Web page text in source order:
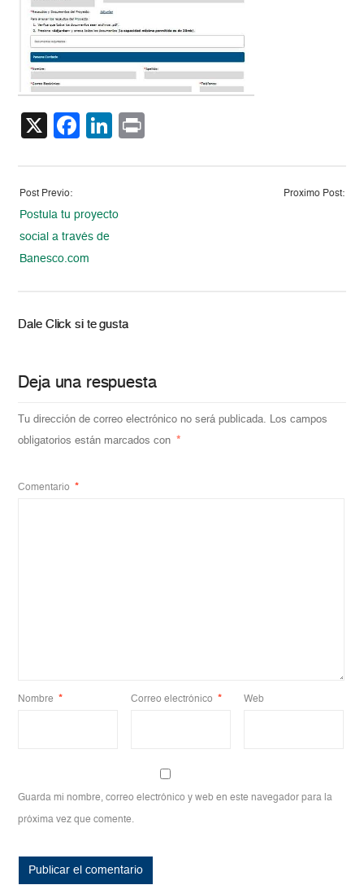
X Facebook
LinkedIn
Post Previo:
Postula tu proyecto
social a través de
Banesco.com
Proximo Post:
Dale Click si te gusta
Deja una respuesta
Tu dirección de correo electrónico no será publicada. Los campos
obligatorios están marcados con *
Comentario *
Nombre * Correo electrónico * Web
Guarda mi nombre, correo electrónico y web en este navegador para la
próxima vez que comente.